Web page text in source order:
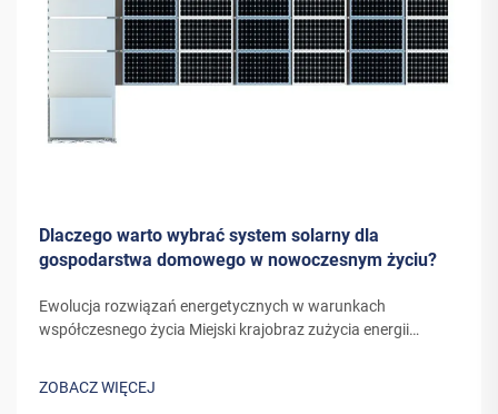
Dlaczego warto wybrać system solarny dla
gospodarstwa domowego w nowoczesnym życiu?
Ewolucja rozwiązań energetycznych w warunkach
współczesnego życia Miejski krajobraz zużycia energii
alternatyw dla tradycyjnych źródeł energii...
ZOBACZ WIĘCEJ